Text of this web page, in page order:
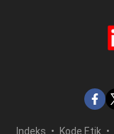
Indeks Kode Etik